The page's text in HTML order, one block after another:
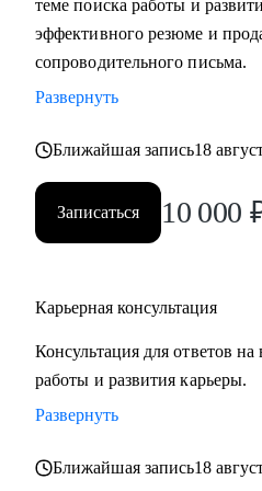
сложные вопросы.
Кому могу помочь:
среднего звена
при смене деятельности,
• Административный персонал
• Страхование
• Продажи / Услуги
• Информационные технологии
Мой подход в работе – не
теме поиска работы и
эффективного резюме и
сопроводительного письма.
Развернуть
Ближайшая запись18
Записаться 10 000
Карьерная консультация
Консультация для ответов
работы и развития карьеры.
Развернуть
Ближайшая запись18